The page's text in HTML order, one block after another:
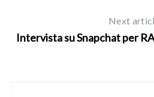
Next
Intervista su Snapchat per